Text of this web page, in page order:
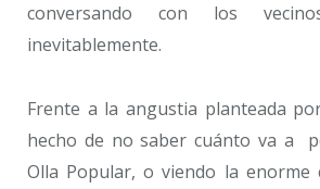
conversando con los
inevitablemente.
Frente a la angustia planteada
hecho de no saber cuánto va a
Olla Popular, o viendo la enorme